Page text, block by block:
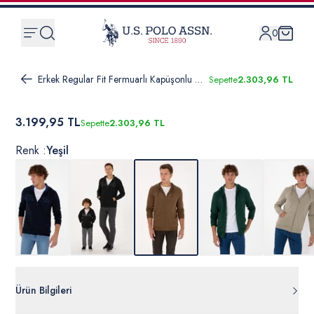
0
Erkek Regular Fit Fermuarlı Kapüşonlu Haki Örme Hırka Sepette2.303,96 TL
3.199,95 TLSepette2.303,96 TL
Renk :Yeşil
Ürün Bilgileri